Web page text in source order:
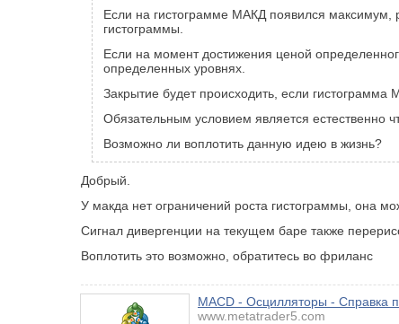
Если на гистограмме МАКД появился максимум,
гистограммы.
Если на момент достижения ценой
определенных уровнях.
Закрытие будет происходить, если
Обязательным условием является естественно
Возможно ли воплотить данную идею в жизнь?
Добрый.
У макда нет ограничений роста гистограммы, она
Сигнал дивергенции на текущем баре также
Воплотить это возможно, обратитесь во фриланс
MACD - Осцилляторы - Справка
www.metatrader5.com